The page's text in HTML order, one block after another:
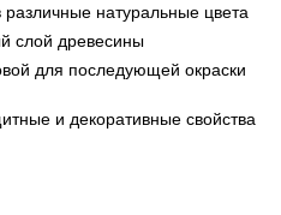
натуральные цвета
слой древесины
для последующей окраски
и декоративные свойства